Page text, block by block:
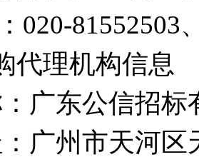
020-81552503
代理机构信息
广东公信招标
广州市天河区